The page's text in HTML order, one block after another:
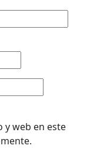
y web en este